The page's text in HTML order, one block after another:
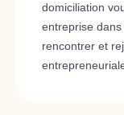
domiciliation
entreprise
rencontrer et